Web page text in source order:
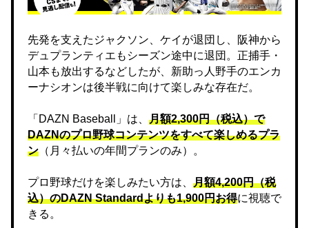
先発を支えたジャクソン、ケイが退団し、阪神から
デュプランティエもシーズン途中に退団。正捕手・
山本も放出するなどしたが、新助っ人野手のエンカ
ーナシオンは後半戦に向けて楽しみな存在だ。
「DAZN Baseball」は、 月額2,300円（税込）で
DAZNのプロ野球コンテンツをすべて楽しめるプラ
ン （月々払いの年間プランのみ）。
プロ野球だけを楽しみたい方は、 月額4,200円（税
込）のDAZN Standard​よりも1,900円お得に視聴で
きる。